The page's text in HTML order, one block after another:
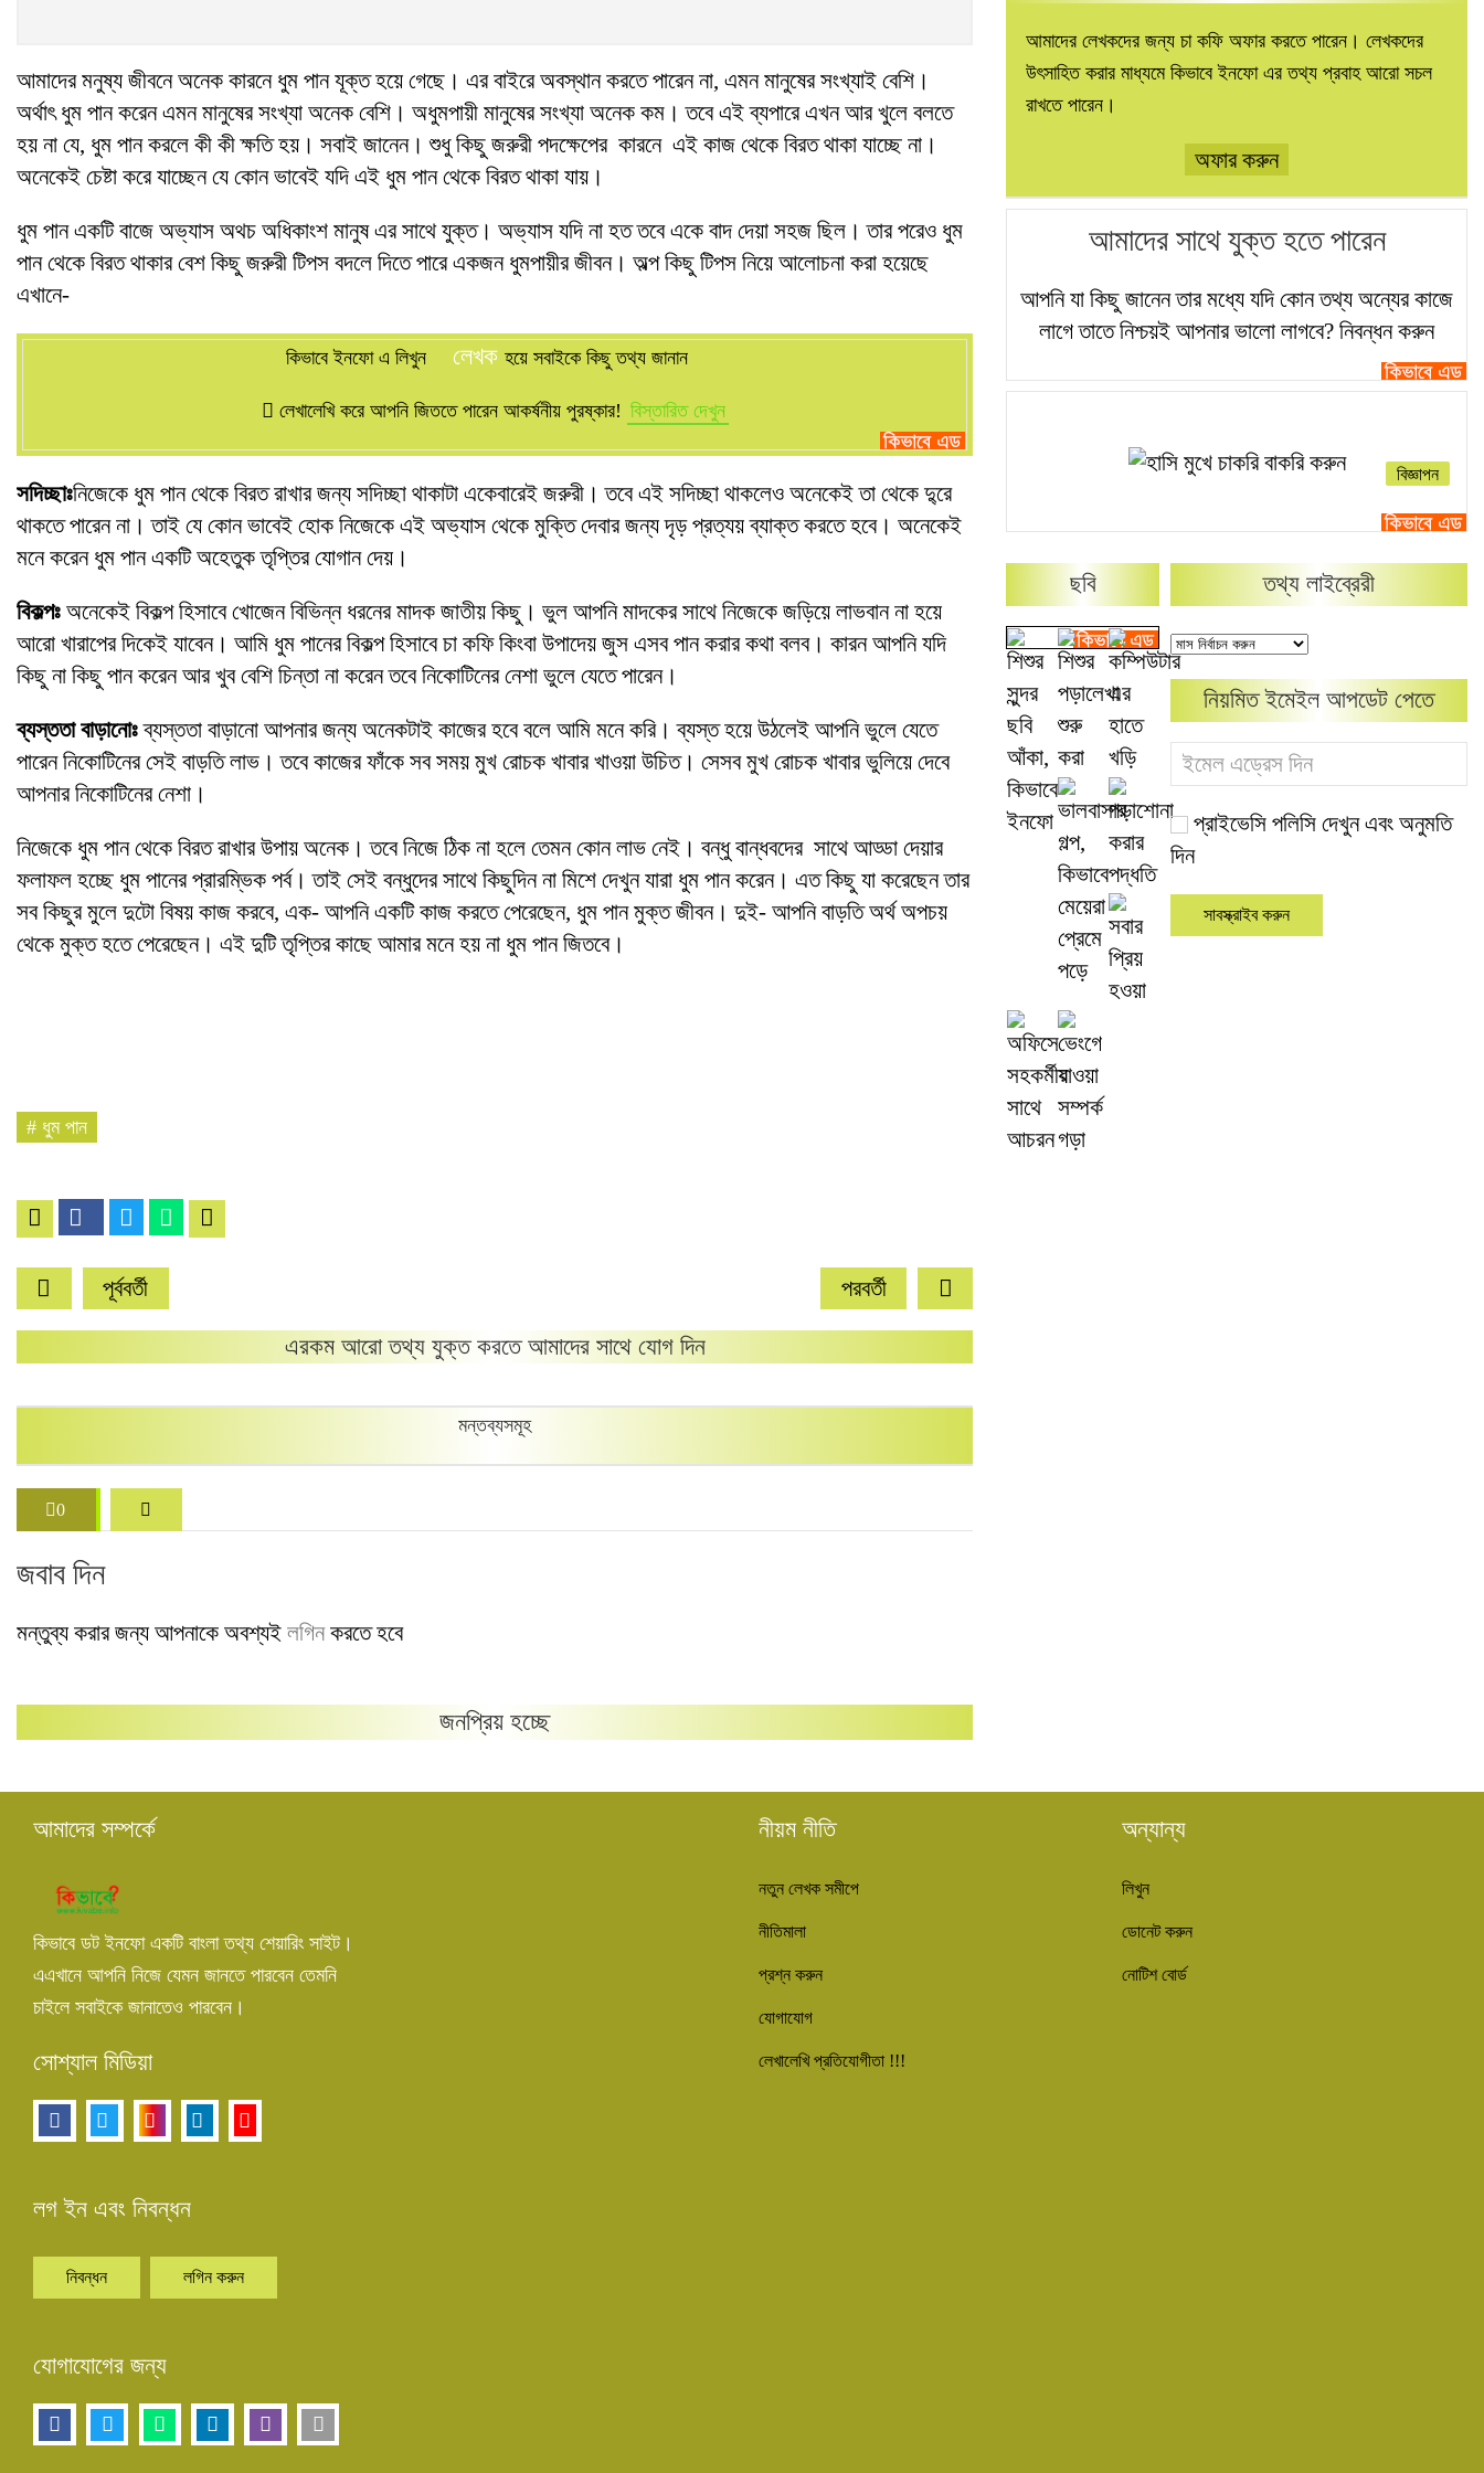
আমাদের মনুষ্য জীবনে অনেক কারনে ধুম পান যূক্ত হয়ে গেছে। এর বাইরে অবস্থান করতে পারেন না, এমন মানুষের সংখ্যাই বেশি।
অর্থাৎ ধুম পান করেন এমন মানুষের সংখ্যা অনেক বেশি। অধুমপায়ী মানুষের সংখ্যা অনেক কম। তবে এই ব্যপারে এখন আর খুলে বলতে
হয় না যে, ধুম পান করলে কী কী ক্ষতি হয়। সবাই জানেন। শুধু কিছু জরুরী পদক্ষেপের কারনে এই কাজ থেকে বিরত থাকা যাচ্ছে না।
অনেকেই চেষ্টা করে যাচ্ছেন যে কোন ভাবেই যদি এই ধুম পান থেকে বিরত থাকা যায়।
ধুম পান একটি বাজে অভ্যাস অথচ অধিকাংশ মানুষ এর সাথে যুক্ত। অভ্যাস যদি না হত তবে একে বাদ দেয়া সহজ ছিল। তার পরেও ধুম
পান থেকে বিরত থাকার বেশ কিছু জরুরী টিপস বদলে দিতে পারে একজন ধুমপায়ীর জীবন। অল্প কিছু টিপস নিয়ে আলোচনা করা হয়েছে
এখানে-
কিভাবে ইনফো এ লিখুন লেখক হয়ে সবাইকে কিছু তথ্য জানান
লেখালেখি করে আপনি জিততে পারেন আকর্ষনীয় পুরষ্কার! বিস্তারিত দেখুন
সদিচ্ছাঃনিজেকে ধুম পান থেকে বিরত রাখার জন্য সদিচ্ছা থাকাটা একেবারেই জরুরী। তবে এই সদিচ্ছা থাকলেও অনেকেই তা থেকে দু্রে
থাকতে পারেন না। তাই যে কোন ভাবেই হোক নিজেকে এই অভ্যাস থেকে মুক্তি দেবার জন্য দৃড় প্রত্যয় ব্যাক্ত করতে হবে। অনেকেই
মনে করেন ধুম পান একটি অহেতুক তৃপ্তির যোগান দেয়।
বিকল্পঃ অনেকেই বিকল্প হিসাবে খোজেন বিভিন্ন ধরনের মাদক জাতীয় কিছু। ভুল আপনি মাদকের সাথে নিজেকে জড়িয়ে লাভবান না হয়ে
আরো খারাপের দিকেই যাবেন। আমি ধুম পানের বিকল্প হিসাবে চা কফি কিংবা উপাদেয় জুস এসব পান করার কথা বলব। কারন আপনি যদি
কিছু না কিছু পান করেন আর খুব বেশি চিন্তা না করেন তবে নিকোটিনের নেশা ভুলে যেতে পারেন।
ব্যস্ততা বাড়ানোঃব্যস্ততা বাড়ানো আপনার জন্য অনেকটাই কাজের হবে বলে আমি মনে করি। ব্যস্ত হয়ে উঠলেই আপনি ভুলে যেতে
পারেন নিকোটিনের সেই বাড়তি লাভ। তবে কাজের ফাঁকে সব সময় মুখ রোচক খাবার খাওয়া উচিত। সেসব মুখ রোচক খাবার ভুলিয়ে দেবে
আপনার নিকোটিনের নেশা।
নিজেকে ধুম পান থেকে বিরত রাখার উপায় অনেক। তবে নিজে ঠিক না হলে তেমন কোন লাভ নেই। বন্ধু বান্ধবদের সাথে আড্ডা দেয়ার
ফলাফল হচ্ছে ধুম পানের প্রারম্ভিক পর্ব। তাই সেই বন্ধুদের সাথে কিছুদিন না মিশে দেখুন যারা ধুম পান করেন। এত কিছু যা করেছেন তার
সব কিছুর মুলে দুটো বিষয় কাজ করবে, এক- আপনি একটি কাজ করতে পেরেছেন, ধুম পান মুক্ত জীবন। দুই- আপনি বাড়তি অর্থ অপচয়
থেকে মুক্ত হতে পেরেছেন। এই দুটি তৃপ্তির কাছে আমার মনে হয় না ধুম পান জিতবে।
# ধুম পান
পূর্ববর্তী পরবর্তী
এরকম আরো তথ্য যুক্ত করতে আমাদের সাথে যোগ দিন
মন্তব্যসমূহ
0
জবাব দিন
মন্তুব্য করার জন্য আপনাকে অবশ্যই লগিনকরতে হবে
জনপ্রিয় হচ্ছে
আমাদের লেখকদের জন্য চা কফি অফার করতে পারেন। লেখকদের
উৎসাহিত করার মাধ্যমে কিভাবে ইনফো এর তথ্য প্রবাহ আরো সচল
রাখতে পারেন।
অফার করুন
আমাদের সাথে যুক্ত হতে পারেন
আপনি যা কিছু জানেন তার মধ্যে যদি কোন তথ্য অন্যের কাজে
লাগে তাতে নিশ্চয়ই আপনার ভালো লাগবে? নিবন্ধন করুন
বিজ্ঞাপন
ছবি তথ্য লাইব্রেরী
নিয়মিত ইমেইল আপডেট পেতে
প্রাইভেসি পলিসি দেখুন এবং অনুমতি
দিন
আমাদের সম্পর্কে
কিভাবে ডট ইনফো একটি বাংলা তথ্য শেয়ারিং সাইট।
এএখানে আপনি নিজে যেমন জানতে পারবেন তেমনি
চাইলে সবাইকে জানাতেও পারবেন।
সোশ্যাল মিডিয়া
লগ ইন এবং নিবন্ধন
নিবন্ধন লগিন করুন
যোগাযোগের জন্য
নীয়ম নীতি
নতুন লেখক সমীপে
নীতিমালা
প্রশ্ন করুন
যোগাযোগ
লেখালেখি প্রতিযোগীতা !!!
অন্যান্য
লিখুন
ডোনেট করুন
নোটিশ বোর্ড